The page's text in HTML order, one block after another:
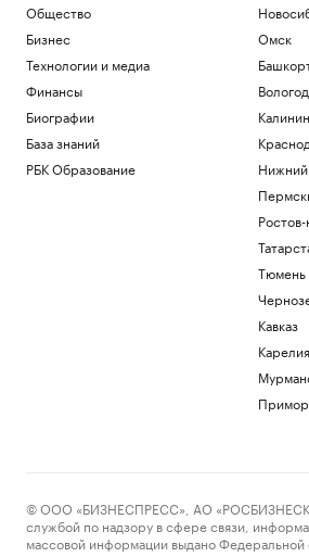
Общество
Бизнес
Технологии и медиа
Финансы
Биографии
База знаний
РБК Образование
Омск
Тюмень
Кавказ
Карелия
© ООО «БИЗНЕСПРЕСС», АО
службой по надзору в сфере связи,
массовой информации выдано